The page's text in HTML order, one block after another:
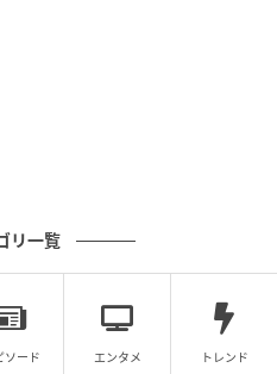
がこたえる！ 悩み相談な
］
リ一覧
ソード エンタメ トレンド